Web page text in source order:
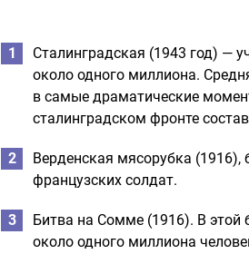
Сталинградская (1943 год) —
около одного миллиона.
в самые драматические
сталинградском фронте
Верденская мясорубка (1916),
французских солдат.
Битва на Сомме (1916). В этой
около одного миллиона